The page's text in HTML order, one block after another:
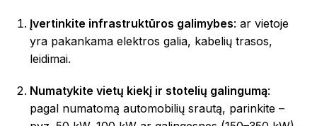
Įvertinkite infrastruktūros galimybes: ar vietoje
yra pakankama elektros galia, kabelių trasos,
leidimai.
Numatykite vietų kiekį ir stotelių galingumą:
pagal numatomą automobilių srautą, parinkite –